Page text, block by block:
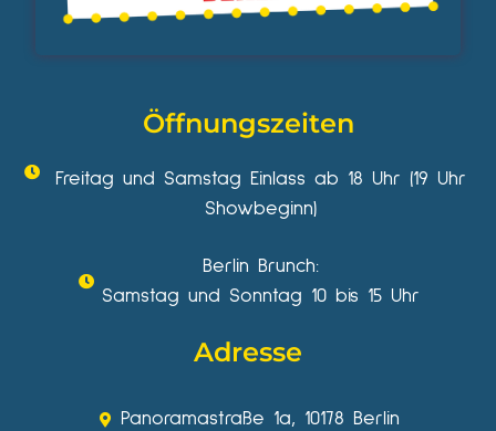
Öffnungszeiten
Freitag und Samstag Einlass ab 18 Uhr (19 Uhr
Showbeginn)
Berlin Brunch:
Samstag und Sonntag 10 bis 15 Uhr
Adresse
Panoramastraße 1a, 10178 Berlin